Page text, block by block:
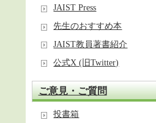
JAIST Press
先生のおすすめ本
JAIST教員著書紹介
公式X (旧Twitter)
ご意見・ご質問
投書箱